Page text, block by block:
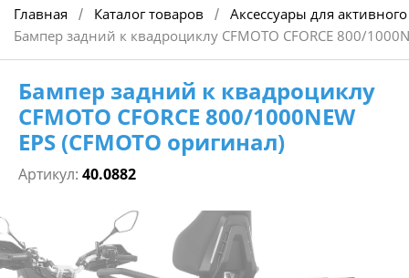
Главная / Каталог товаров / Аксессуары для
Бампер задний к квадроциклу CFMOTO CFORCE 800/
Бампер задний к квадроциклу
CFMOTO CFORCE 800/1000NEW
EPS (CFMOTO оригинал)
Артикул: 40.0882